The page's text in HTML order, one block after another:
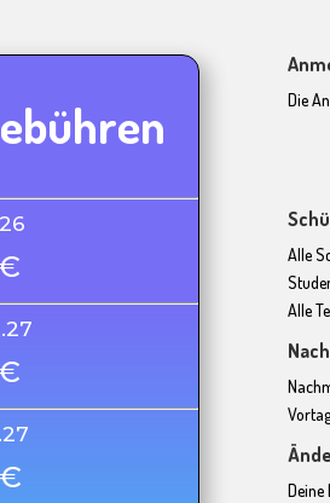
Die
Alle
Alle